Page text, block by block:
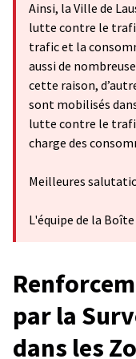
Ainsi, la Ville de
lutte contre le
trafic et la
aussi de
cette raison,
sont mobilisés
lutte contre le
charge des
Meilleures
L'équipe de la Boîte
par la
dans les